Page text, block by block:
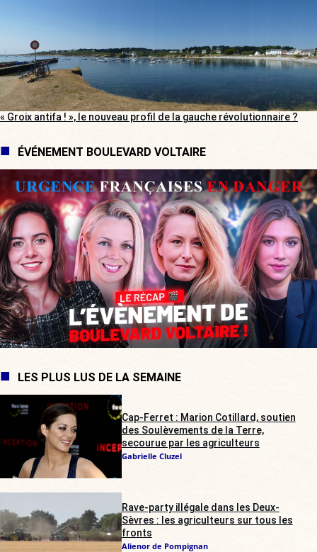
« Groix antifa ! », le nouveau profil de la gauche révolutionnaire ?
ÉVÉNEMENT BOULEVARD VOLTAIRE
LES PLUS LUS DE LA SEMAINE
Cap-Ferret : Marion Cotillard, soutien
des Soulèvements de la Terre,
secourue par les agriculteurs
Gabrielle Cluzel
Rave-party illégale dans les Deux-
Sèvres : les agriculteurs sur tous les
fronts
Alienor de Pompignan